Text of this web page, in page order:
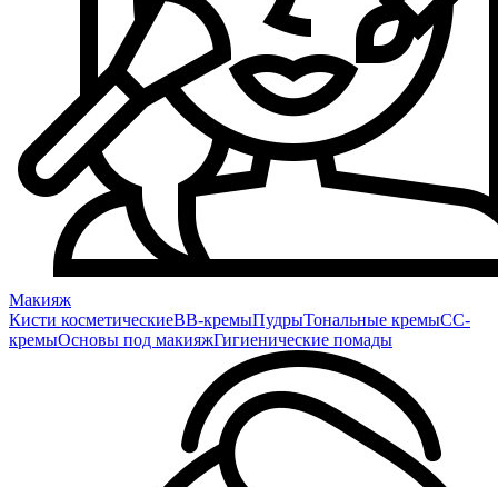
Макияж
Кисти косметическиеBB-кремыПудрыТональные кремыCC-
кремыОсновы под макияжГигиенические помады